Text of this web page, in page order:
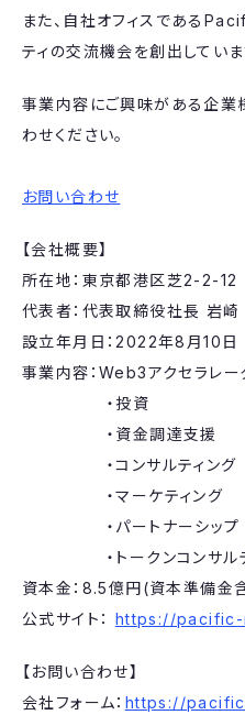
また、自社オフィスである
ティの交流機会を創出していま
事業内容にご興味がある企業
わせください。
お問い合わせ
【会社概要】
所在地：東京都港区芝2-2-
代表者：代表取締役社長 岩崎
設立年月日：2022年8月10日
事業内容：Web3アクセラレー
・投資
・資金調達支援
・コンサルティング
・マーケティング
・パートナーシップ
・トークンコンサルテ
資本金：8.5億円(資本準備金
公式サイト： https://pacific-
【お問い合わせ】
会社フォーム： https://